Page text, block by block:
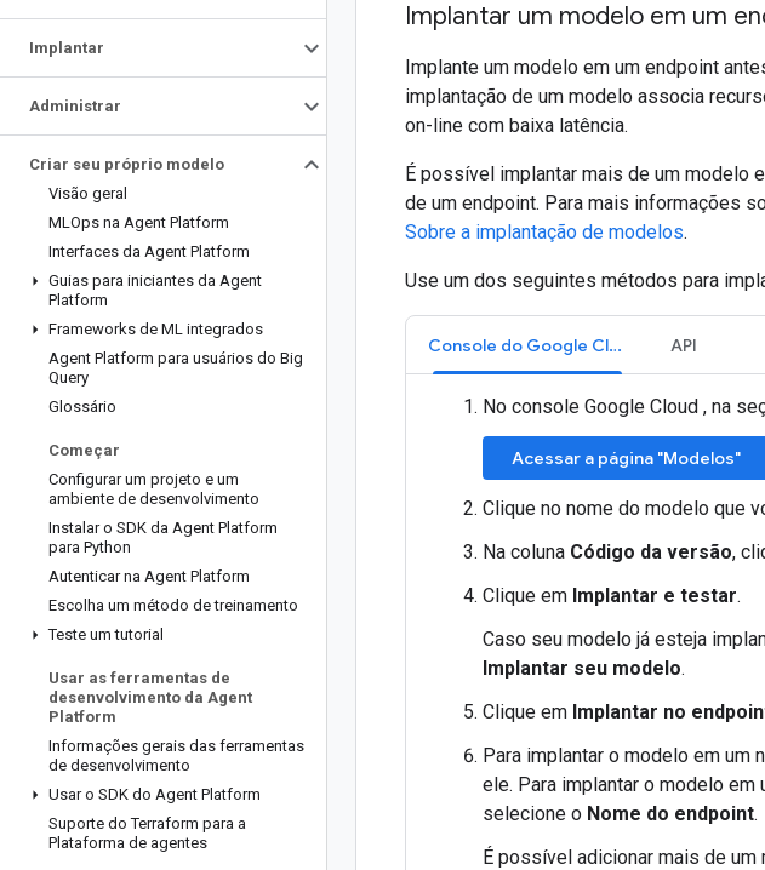
Implantar
Administrar
Criar seu próprio modelo
Visão geral
MLOps na Agent Platform
Interfaces da Agent Platform
Guias para iniciantes da Agent
Platform
Frameworks de ML integrados
Agent Platform para usuários do Big
Query
Glossário
Começar
Configurar um projeto e um
ambiente de desenvolvimento
Instalar o SDK da Agent Platform
para Python
Autenticar na Agent Platform
Escolha um método de treinamento
Teste um tutorial
Usar as ferramentas de
desenvolvimento da Agent
Platform
Informações gerais das ferramentas
de desenvolvimento
Usar o SDK do Agent Platform
Suporte do Terraform para a
Plataforma de agentes
Implantar um modelo em um
Implante um modelo em um endpoint
implantação de um modelo associa
on-line com baixa latência.
É possível implantar mais de um modelo
de um endpoint. Para mais informações
Sobre a implantação de modelos.
Use um dos seguintes métodos para
Console do Google Cloud API
No console Google Cloud , na
Acessar a página "Modelos"
Clique no nome do modelo que
Na coluna Código da versão,
Clique em Implantar e testar.
Caso seu modelo já esteja
Implantar seu modelo.
Clique em Implantar no
Para implantar o modelo em um
ele. Para implantar o modelo em
selecione o Nome do endpoint.
É possível adicionar mais de um